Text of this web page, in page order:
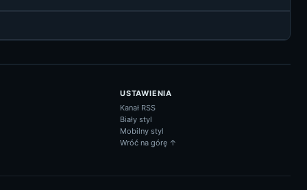
USTAWIENIA
Kanał RSS
Biały styl
Mobilny styl
Wróć na górę ↑